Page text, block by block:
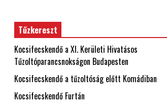
Tűzkereszt
Kocsifecskendő a XI. Kerületi Hivatásos
Tűzoltóparancsnokságon Budapesten
Kocsifecskendő a tűzoltóság előtt Komádiban
Kocsifecskendő Furtán